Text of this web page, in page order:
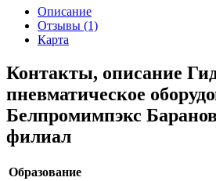
Описание
Отзывы (1)
Карта
Контакты, описание
пневматическое
Белпромимпэкс
филиал
Образование